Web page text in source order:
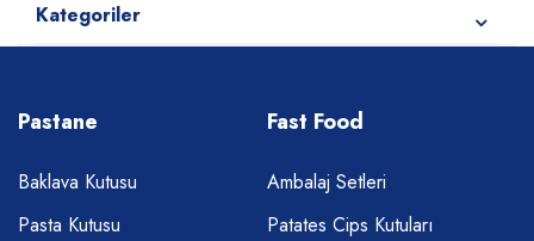
Kategoriler
Pastane
Baklava Kutusu
Pasta Kutusu
Fast Food
Ambalaj Setleri
Patates Cips Kutuları